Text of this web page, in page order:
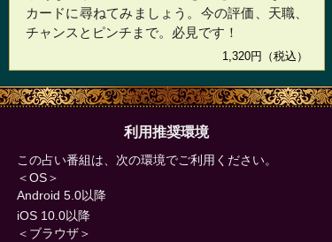
カードに尋ねてみましょう。今の評価、天職、
チャンスとピンチまで。必見です！
1,320円（税込）
利用推奨環境
この占い番組は、次の環境でご利用ください。
＜OS＞
Android 5.0以降
iOS 10.0以降
＜ブラウザ＞